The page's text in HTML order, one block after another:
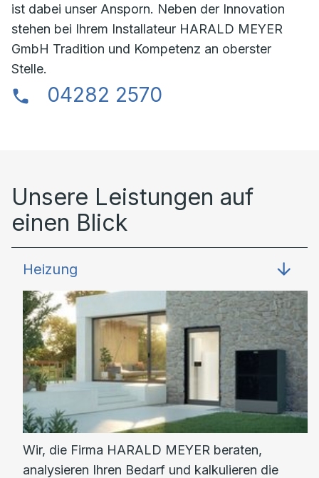
ist dabei unser Ansporn. Neben der Innovation
stehen bei Ihrem Installateur HARALD MEYER
GmbH Tradition und Kompetenz an oberster
Stelle.
04282 2570
Unsere Leistungen auf
einen Blick
Heizung
Wir, die Firma HARALD MEYER beraten,
analysieren Ihren Bedarf und kalkulieren die